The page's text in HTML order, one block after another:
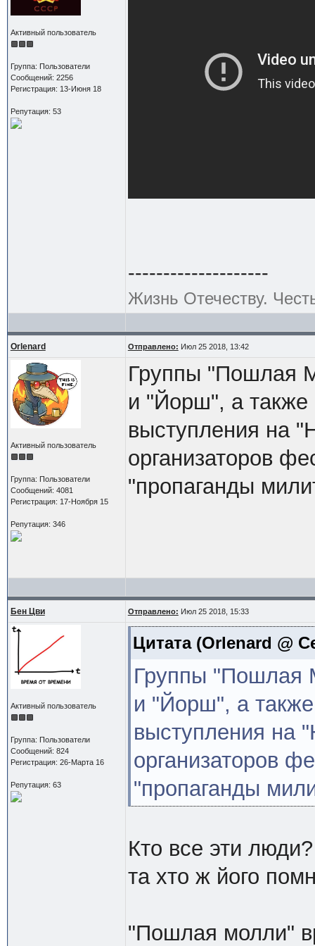
Активный пользователь
Группа: Пользователи
Сообщений: 2256
Регистрация: 13-Июня 18
Репутация: 53
--------------------
Жизнь Отечеству.
Orlenard Отправлено: Июл 25 2018, 13:42
Активный пользователь
Группа: Пользователи
Сообщений: 4081
Регистрация: 17-Ноября 15
Репутация: 346
Группы "Пошлая
и "Йорш", а также
выступления на
организаторов
"пропаганды
Бен Цви Отправлено: Июл 25 2018, 15:33
Активный пользователь
Группа: Пользователи
Сообщений: 824
Регистрация: 26-Марта 16
Репутация: 63
Цитата(Orlenard @
Группы "Пошлая
и "Йорш", а
выступления на
организаторов
"пропаганды
Кто все эти
та хто ж його
"Пошлая молли"